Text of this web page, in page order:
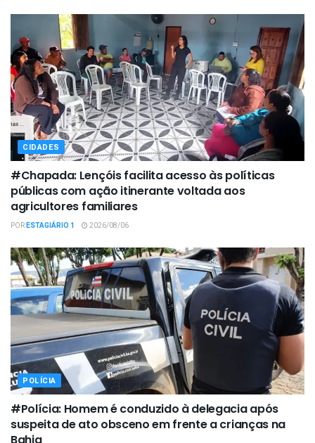
CIDADES
#Chapada: Lençóis facilita acesso às políticas
públicas com ação itinerante voltada aos
agricultores familiares
PORESTAGIÁRIO 1 2026/08/06
POLÍCIA
#Polícia: Homem é conduzido à delegacia após
suspeita de ato obsceno em frente a crianças na